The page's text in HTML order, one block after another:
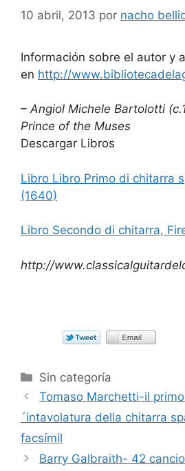
10 abril, 2013 por nacho
Información sobre el autor y
en http://
– Angiol Michele Bartolotti
Prince of the Muses
Descargar Libros
Libro Libro Primo di chitarra
(1640)
Libro Secondo di chitarra,
http://
Categorías
Sin categoría
Tomaso Marchetti-il
´intavolatura della chitarra
facsímil
Barry Galbraith- 42